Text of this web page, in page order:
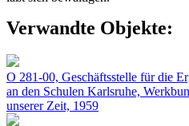
Verwandte Objekte:
O 281-00, Geschäftsstelle für die
an den Schulen Karlsruhe,
unserer Zeit, 1959